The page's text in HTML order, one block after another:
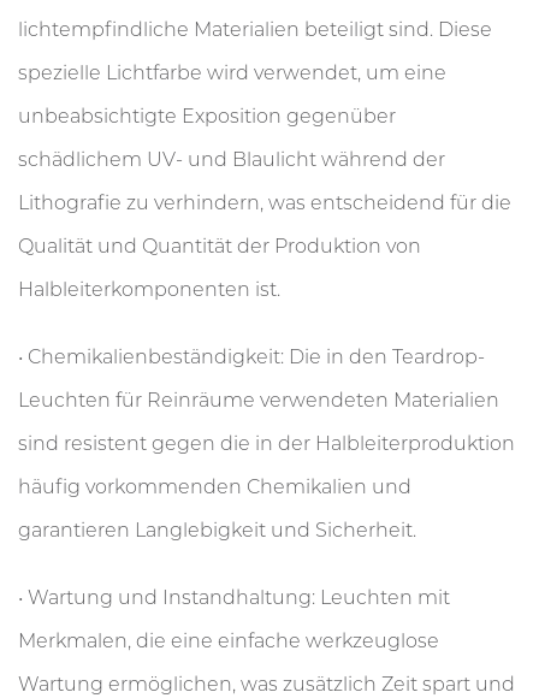
lichtempfindliche Materialien beteiligt sind. Diese
spezielle Lichtfarbe wird verwendet, um eine
unbeabsichtigte Exposition gegenüber
schädlichem UV- und Blaulicht während der
Lithografie zu verhindern, was entscheidend für die
Qualität und Quantität der Produktion von
Halbleiterkomponenten ist.
• Chemikalienbeständigkeit: Die in den Teardrop-
Leuchten für Reinräume verwendeten Materialien
sind resistent gegen die in der Halbleiterproduktion
häufig vorkommenden Chemikalien und
garantieren Langlebigkeit und Sicherheit.
• Wartung und Instandhaltung: Leuchten mit
Merkmalen, die eine einfache werkzeuglose
Wartung ermöglichen, was zusätzlich Zeit spart und